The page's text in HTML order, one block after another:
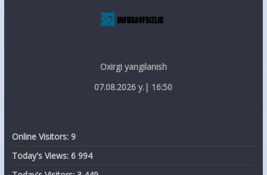
Oxirgi yangilanish
07.08.2026 y.| 16:50
Online Visitors: 9
Today's Views: 6 994